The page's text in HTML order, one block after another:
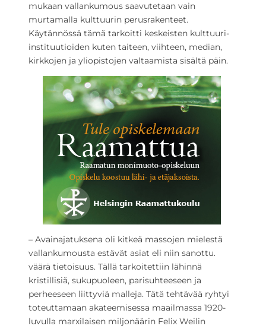
mukaan vallankumous saavutetaan vain
murtamalla kulttuurin perusrakenteet.
Käytännössä tämä tarkoitti keskeisten kulttuuri-
instituutioiden kuten taiteen, viihteen, median,
kirkkojen ja yliopistojen valtaamista sisältä päin.
– Avainajatuksena oli kitkeä massojen mielestä
vallankumousta estävät asiat eli niin sanottu.
väärä tietoisuus. Tällä tarkoitettiin lähinnä
kristillisiä, sukupuoleen, parisuhteeseen ja
perheeseen liittyviä malleja. Tätä tehtävää ryhtyi
toteuttamaan akateemisessa maailmassa 1920-
luvulla marxilaisen miljonäärin Felix Weilin